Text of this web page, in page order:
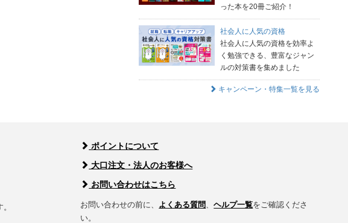
った本を20冊ご紹介！
社会人に人気の資格
社会人に人気の資格を効率よ
く勉強できる、豊富なジャン
ルの対策書を集めました
キャンペーン・特集一覧を見る
ポイントについて
大口注文・法人のお客様へ
お問い合わせはこちら
お問い合わせの前に、 よくある質問、ヘルプ一覧をご確認くださ
い。